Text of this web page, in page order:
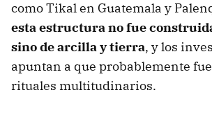
como Tikal en Guatemala y
esta estructura no fue
sino de arcilla y tierra, y los
apuntan a que probablemente
rituales multitudinarios.